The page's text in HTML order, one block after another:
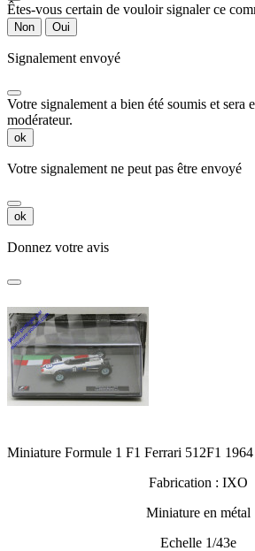
Êtes-vous certain de vouloir signaler ce
Non Oui
Signalement envoyé
Votre signalement a bien été soumis et sera
modérateur.
ok
Votre signalement ne peut pas être envoyé
ok
Donnez votre avis
Miniature Formule 1 F1 Ferrari 512F1
Fabrication : IXO
Miniature en métal
Echelle 1/43e